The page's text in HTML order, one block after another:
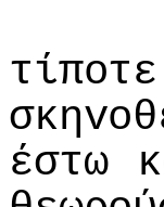
τίπoτε
έστω